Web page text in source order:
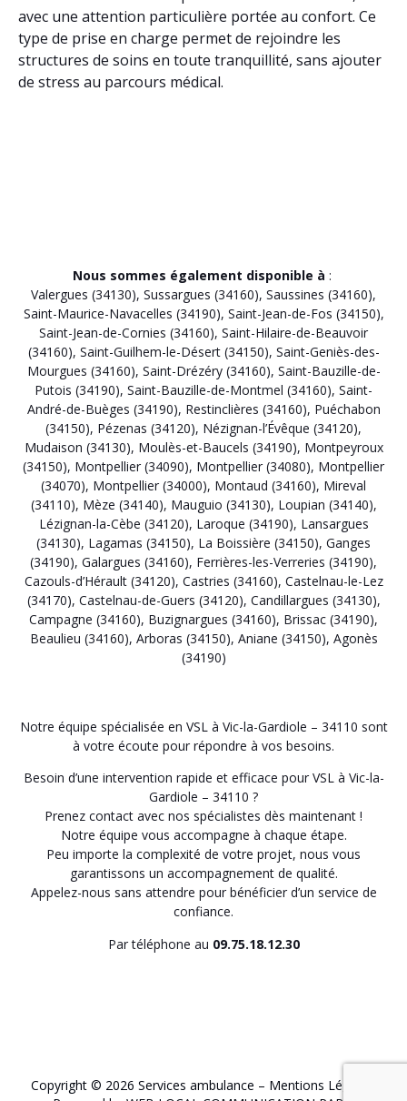
avec une attention particulière portée au confort. Ce
type de prise en charge permet de rejoindre les
structures de soins en toute tranquillité, sans ajouter
de stress au parcours médical.
Nous sommes également disponible à :
Valergues (34130), Sussargues (34160), Saussines (34160),
Saint-Maurice-Navacelles (34190), Saint-Jean-de-Fos (34150),
Saint-Jean-de-Cornies (34160), Saint-Hilaire-de-Beauvoir
(34160), Saint-Guilhem-le-Désert (34150), Saint-Geniès-des-
Mourgues (34160), Saint-Drézéry (34160), Saint-Bauzille-de-
Putois (34190), Saint-Bauzille-de-Montmel (34160), Saint-
André-de-Buèges (34190), Restinclières (34160), Puéchabon
(34150), Pézenas (34120), Nézignan-l’Évêque (34120),
Mudaison (34130), Moulès-et-Baucels (34190), Montpeyroux
(34150), Montpellier (34090), Montpellier (34080), Montpellier
(34070), Montpellier (34000), Montaud (34160), Mireval
(34110), Mèze (34140), Mauguio (34130), Loupian (34140),
Lézignan-la-Cèbe (34120), Laroque (34190), Lansargues
(34130), Lagamas (34150), La Boissière (34150), Ganges
(34190), Galargues (34160), Ferrières-les-Verreries (34190),
Cazouls-d’Hérault (34120), Castries (34160), Castelnau-le-Lez
(34170), Castelnau-de-Guers (34120), Candillargues (34130),
Campagne (34160), Buzignargues (34160), Brissac (34190),
Beaulieu (34160), Arboras (34150), Aniane (34150), Agonès
(34190)
Notre équipe spécialisée en VSL à Vic-la-Gardiole – 34110 sont
à votre écoute pour répondre à vos besoins.
Besoin d’une intervention rapide et efficace pour VSL à Vic-la-
Gardiole – 34110 ?
Prenez contact avec nos spécialistes dès maintenant !
Notre équipe vous accompagne à chaque étape.
Peu importe la complexité de votre projet, nous vous
garantissons un accompagnement de qualité.
Appelez-nous sans attendre pour bénéficier d’un service de
confiance.
Par téléphone au 09.75.18.12.30
Copyright © 2026 Services ambulance – Mentions Légales